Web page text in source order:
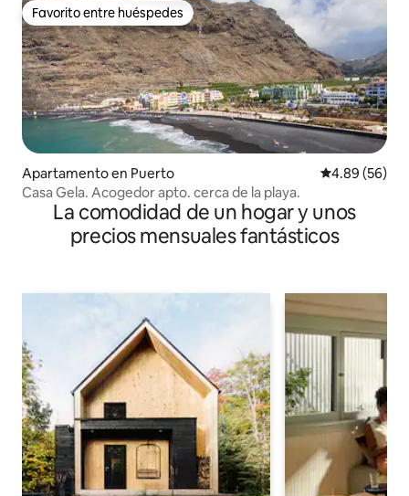
Favorito entre huéspedes
Favorito entre huéspedes
Apartamento en Puerto Calificación
4.89 (56)
Casa Gela. Acogedor apto. cerca de la playa.
La comodidad de un hogar y unos
precios mensuales fantásticos